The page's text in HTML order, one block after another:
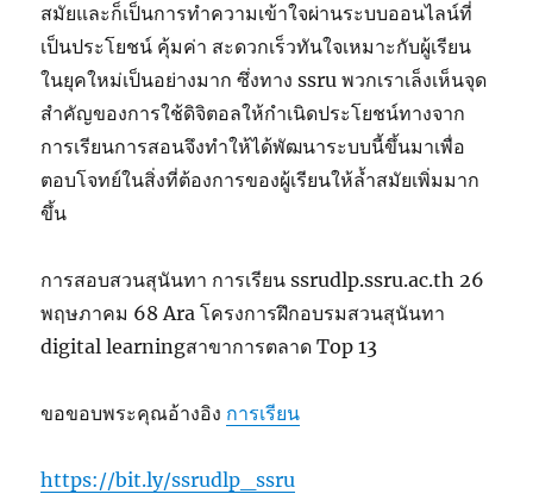
สมัยและก็เป็นการทำความเข้าใจผ่านระบบออนไลน์ที่
เป็นประโยชน์ คุ้มค่า สะดวกเร็วทันใจเหมาะกับผู้เรียน
ในยุคใหม่เป็นอย่างมาก ซึ่งทาง ssru พวกเราเล็งเห็นจุด
สำคัญของการใช้ดิจิตอลให้กำเนิดประโยชน์ทางจาก
การเรียนการสอนจึงทำให้ได้พัฒนาระบบนี้ขึ้นมาเพื่อ
ตอบโจทย์ในสิ่งที่ต้องการของผู้เรียนให้ล้ำสมัยเพิ่มมาก
ขึ้น
การสอบสวนสุนันทา การเรียน ssrudlp.ssru.ac.th 26
พฤษภาคม 68 Ara โครงการฝึกอบรมสวนสุนันทา
digital learningสาขาการตลาด Top 13
ขอขอบพระคุณอ้างอิง การเรียน
https://bit.ly/ssrudlp_ssru